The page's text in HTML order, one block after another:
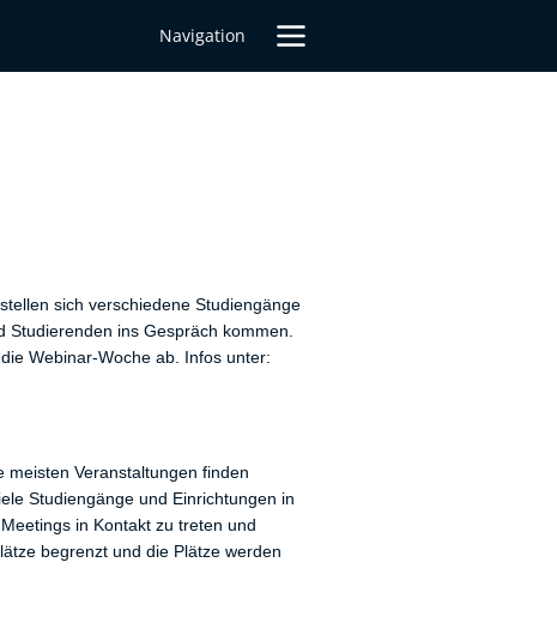
Navigation
sich verschiedene Studiengänge
ins Gespräch kommen.
Webinar-Woche ab. Infos unter:
Veranstaltungen finden
Studiengänge und Einrichtungen in
in Kontakt zu treten und
begrenzt und die Plätze werden